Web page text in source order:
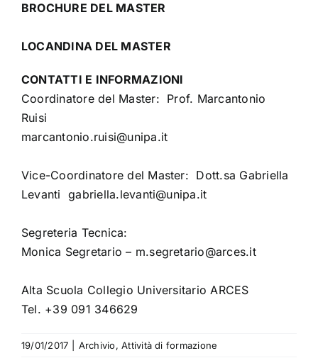
BROCHURE DEL MASTER
LOCANDINA DEL MASTER
CONTATTI E INFORMAZIONI
Coordinatore del Master: Prof. Marcantonio
Ruisi
marcantonio.ruisi@unipa.it
Vice-Coordinatore del Master: Dott.sa Gabriella
Levanti gabriella.levanti@unipa.it
Segreteria Tecnica:
Monica Segretario – m.segretario@arces.it
Alta Scuola Collegio Universitario ARCES
Tel. +39 091 346629
19/01/2017 Archivio,Attività di formazione